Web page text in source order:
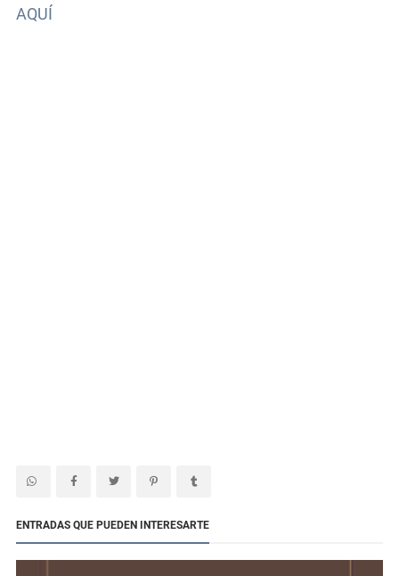
AQUÍ
ENTRADAS QUE PUEDEN INTERESARTE